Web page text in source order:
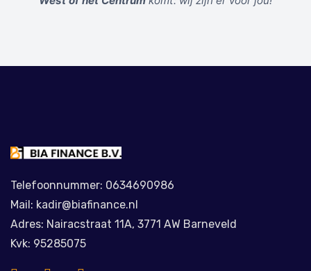
Telefoonnummer: 0634690986
Mail: kadir@biafinance.nl
Adres: Nairacstraat 11A, 3771 AW Barneveld
Kvk: 95285075